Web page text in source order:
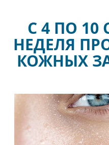
С 4 ПО 10
НЕДЕЛЯ
КОЖНЫХ